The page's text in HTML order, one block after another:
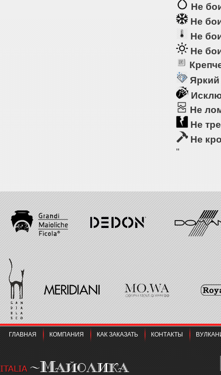
Не
Не
Не
Не
Не
Не
Не
"
ГЛАВНАЯ КОМПАНИЯ КАК ЗАКАЗАТЬ КОНТАКТЫ